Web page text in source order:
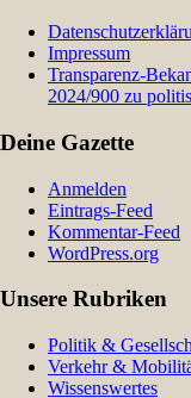
Impressum
Transparenz-
2024/900 zu
Deine Gazette
Anmelden
Eintrags-Feed
Kommentar-Feed
WordPress.org
Unsere Rubriken
Politik &
Verkehr &
Wissenswertes